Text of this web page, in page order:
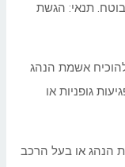
תנאי: הגשת
להוכיח אשמת הנהג
גופניות או
הנהג או בעל הרכב